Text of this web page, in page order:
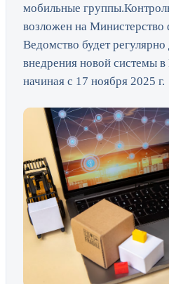
мобильные
возложен на
Ведомство будет
внедрения новой системы в
начиная с 17 ноября 2025 г.